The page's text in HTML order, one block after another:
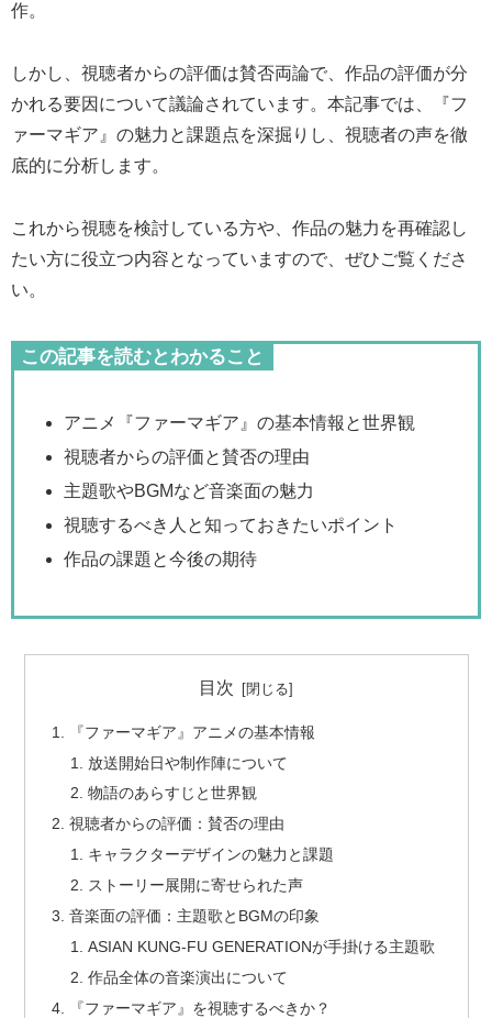
作。
しかし、視聴者からの評価は賛否両論で、作品の評価が分
かれる要因について議論されています。本記事では、『フ
ァーマギア』の魅力と課題点を深掘りし、視聴者の声を徹
底的に分析します。
これから視聴を検討している方や、作品の魅力を再確認し
たい方に役立つ内容となっていますので、ぜひご覧くださ
い。
この記事を読むとわかること
アニメ『ファーマギア』の基本情報と世界観
視聴者からの評価と賛否の理由
主題歌やBGMなど音楽面の魅力
視聴するべき人と知っておきたいポイント
作品の課題と今後の期待
目次
『ファーマギア』アニメの基本情報
放送開始日や制作陣について
物語のあらすじと世界観
視聴者からの評価：賛否の理由
キャラクターデザインの魅力と課題
ストーリー展開に寄せられた声
音楽面の評価：主題歌とBGMの印象
ASIAN KUNG-FU GENERATIONが手掛ける主題歌
作品全体の音楽演出について
『ファーマギア』を視聴するべきか？